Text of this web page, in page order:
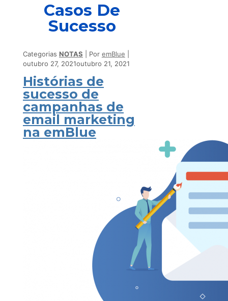
Casos De
Sucesso
Categorias NOTAS Por emBlue
outubro 27, 2021outubro 21, 2021
Histórias de
sucesso de
campanhas de
email marketing
na emBlue